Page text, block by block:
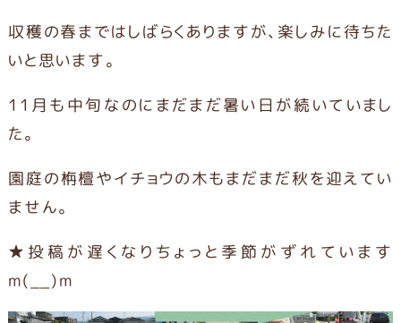
収穫の春まではしばらくありますが、楽しみに待ちた
いと思います。
11月も中旬なのにまだまだ暑い日が続いていまし
た。
園庭の栴檀やイチョウの木もまだまだ秋を迎えてい
ません。
★投稿が遅くなりちょっと季節がずれています
m(__)m